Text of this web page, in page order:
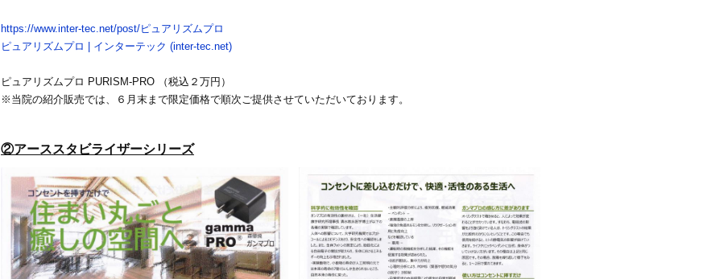
https://www.inter-tec.net/post/ピュアリズムプロ
ピュアリズムプロ | インターテック (inter-tec.net)
ピュアリズムプロ PURISM-PRO （税込２万円）
※当院の紹介販売では、６月末まで限定価格で順次ご提供させていただいております。
②アーススタビライザーシリーズ